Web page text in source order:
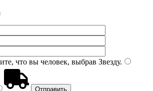
что вы человек, выбрав Звезду.